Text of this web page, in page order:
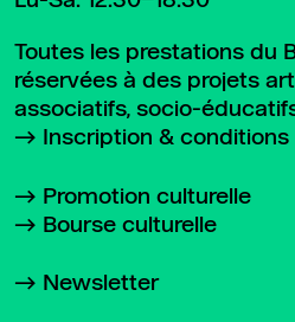
Toutes les prestations du
réservées à des projets
associatifs, socio-
Inscription & conditions
Promotion culturelle
Bourse culturelle
Newsletter